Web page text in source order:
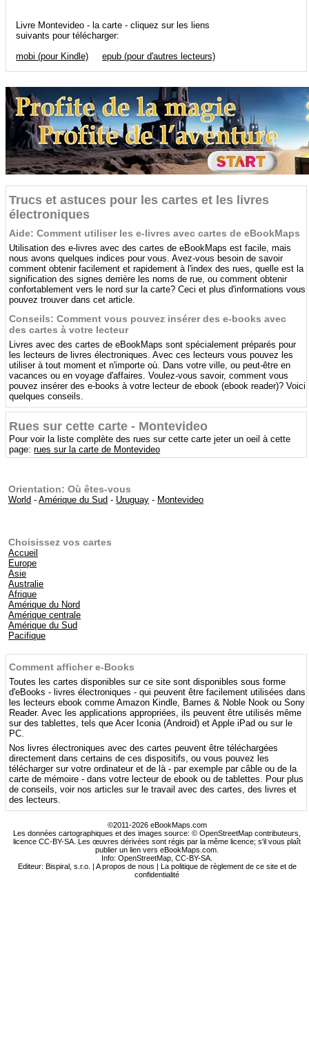
Livre Montevideo - la carte - cliquez sur les liens
suivants pour télécharger:
mobi (pour Kindle)
epub (pour d'autres lecteurs)
Trucs et astuces pour les cartes et les livres
électroniques
Aide: Comment utiliser les e-livres avec cartes de eBookMaps
Utilisation des e-livres avec des cartes de eBookMaps est facile, mais
nous avons quelques indices pour vous. Avez-vous besoin de savoir
comment obtenir facilement et rapidement à l'index des rues, quelle est la
signification des signes derrière les noms de rue, ou comment obtenir
confortablement vers le nord sur la carte? Ceci et plus d'informations vous
pouvez trouver dans cet article.
Conseils: Comment vous pouvez insérer des e-books avec
des cartes à votre lecteur
Livres avec des cartes de eBookMaps sont spécialement préparés pour
les lecteurs de livres électroniques. Avec ces lecteurs vous pouvez les
utiliser à tout moment et n'importe où. Dans votre ville, ou peut-être en
vacances ou en voyage d'affaires. Voulez-vous savoir, comment vous
pouvez insérer des e-books à votre lecteur de ebook (ebook reader)? Voici
quelques conseils.
Rues sur cette carte - Montevideo
Pour voir la liste complète des rues sur cette carte jeter un oeil à cette
page:rues sur la carte de Montevideo
Orientation: Où êtes-vous
World -Amérique du Sud - Uruguay - Montevideo
Choisissez vos cartes
Accueil
Europe
Asie
Australie
Afrique
Amérique du Nord
Amérique centrale
Amérique du Sud
Pacifique
Comment afficher e-Books
Toutes les cartes disponibles sur ce site sont disponibles sous forme
d'eBooks - livres électroniques - qui peuvent être facilement utilisées dans
les lecteurs ebook comme Amazon Kindle, Barnes & Noble Nook ou Sony
Reader. Avec les applications appropriées, ils peuvent être utilisés même
sur des tablettes, tels que Acer Iconia (Android) et Apple iPad ou sur le
PC.
Nos livres électroniques avec des cartes peuvent être téléchargées
directement dans certains de ces dispositifs, ou vous pouvez les
télécharger sur votre ordinateur et de là - par exemple par câble ou de la
carte de mémoire - dans votre lecteur de ebook ou de tablettes. Pour plus
de conseils, voir nos articles sur le travail avec des cartes, des livres et
des lecteurs.
©2011-2026 eBookMaps.com
Les données cartographiques et des images source: © OpenStreetMap contributeurs,
licence CC-BY-SA. Les œuvres dérivées sont régis par la même licence; s'il vous plaît
publier un lien vers eBookMaps.com.
Info:OpenStreetMap ,CC-BY-SA
Editeur: Bispiral, s.r.o. | A propos de nous | La politique de règlement de ce site et de
confidentialité